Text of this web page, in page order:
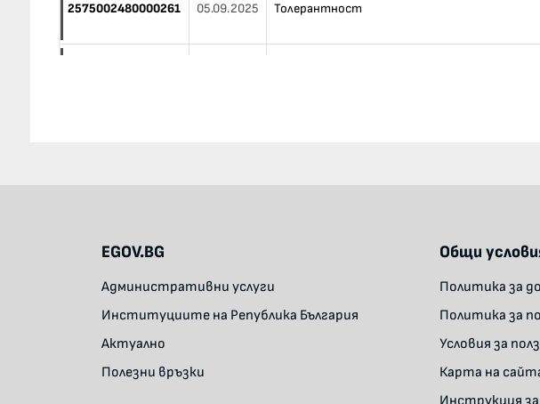
2575002480000261 05.09.2025 Толерантност
EGOV.BG
Административни услуги
Институциите на Република България
Актуално
Полезни връзки
Общи
Политика за
Политика за
Условия за
Карта на